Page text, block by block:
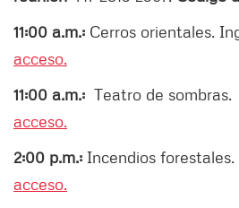
11:00 a.m.: Cerros orientales.
acceso.
11:00 a.m.: Teatro de
acceso.
2:00 p.m.: Incendios
acceso.